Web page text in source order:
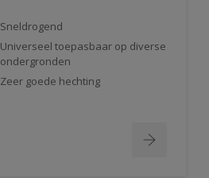
Sneldrogend
Universeel toepasbaar op diverse
ondergronden
Zeer goede hechting